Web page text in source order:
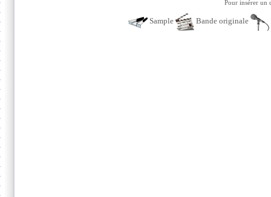
Pour insérer un
Sample Bande originale